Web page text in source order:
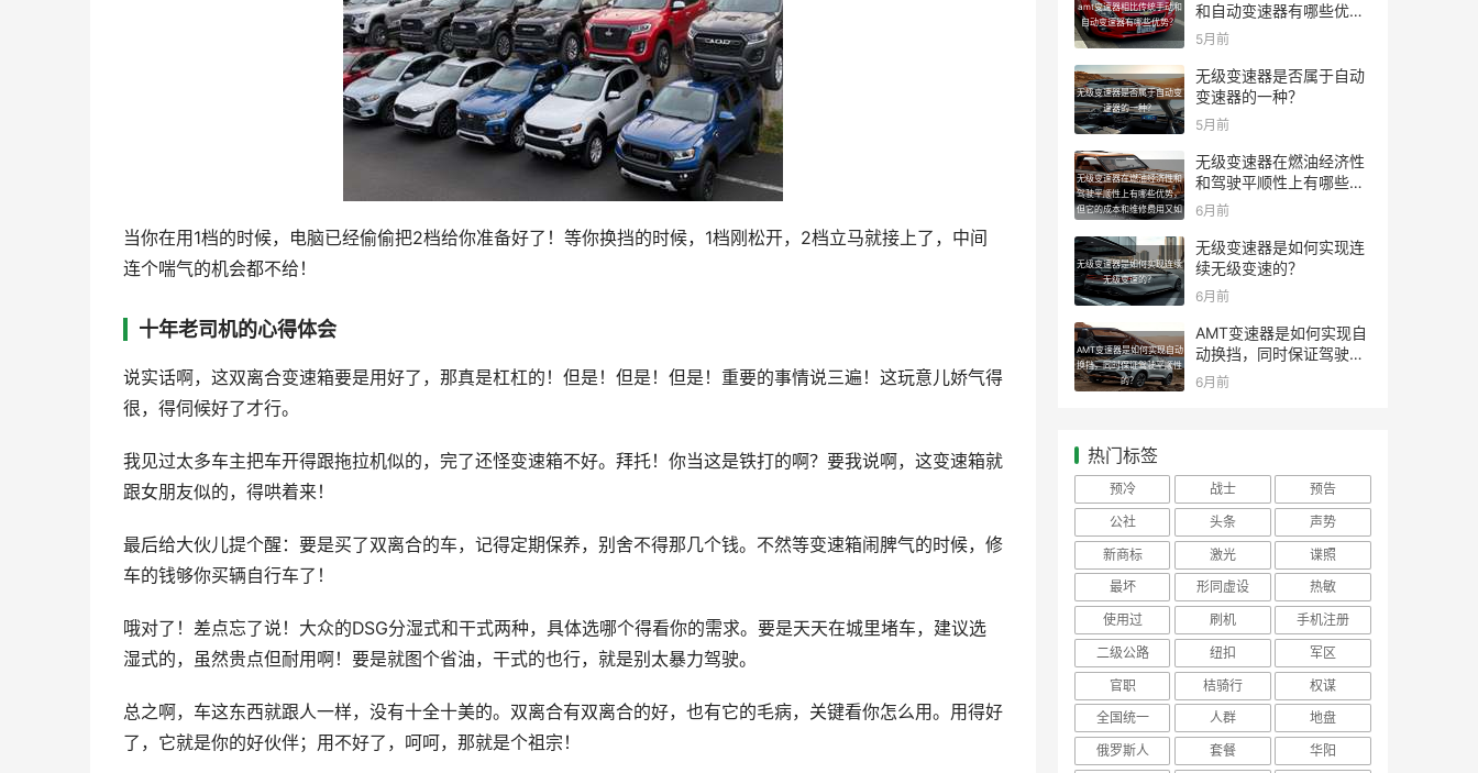
当你在用1档的时候，电脑已经偷偷把2档给你准备好了！等你换挡的时候，1档刚松开，2档立马就接上了，中间
连个喘气的机会都不给！
十年老司机的心得体会
说实话啊，这双离合变速箱要是用好了，那真是杠杠的！但是！但是！但是！重要的事情说三遍！这玩意儿娇气得
很，得伺候好了才行。
我见过太多车主把车开得跟拖拉机似的，完了还怪变速箱不好。拜托！你当这是铁打的啊？要我说啊，这变速箱就
跟女朋友似的，得哄着来！
最后给大伙儿提个醒：要是买了双离合的车，记得定期保养，别舍不得那几个钱。不然等变速箱闹脾气的时候，修
车的钱够你买辆自行车了！
哦对了！差点忘了说！大众的DSG分湿式和干式两种，具体选哪个得看你的需求。要是天天在城里堵车，建议选
湿式的，虽然贵点但耐用啊！要是就图个省油，干式的也行，就是别太暴力驾驶。
总之啊，车这东西就跟人一样，没有十全十美的。双离合有双离合的好，也有它的毛病，关键看你怎么用。用得好
了，它就是你的好伙伴；用不好了，呵呵，那就是个祖宗！
amt变速器相比传统手动和
自动变速器有哪些优势？
和自动变速器有哪些优
势？
5月前
无级变速器是否属于自动变
速器的一种？
无级变速器是否属于自动
变速器的一种？
5月前
无级变速器在燃油经济性和
驾驶平顺性上有哪些优势，
但它的成本和维修费用又如
无级变速器在燃油经济性
和驾驶平顺性上有哪些优
势，但它的成本和维修费
6月前
无级变速器是如何实现连续
无级变速的？
无级变速器是如何实现连
续无级变速的？
6月前
AMT变速器是如何实现自动
换挡，同时保证驾驶平顺性
的？
AMT变速器是如何实现自
动换挡，同时保证驾驶平
顺性的？
6月前
热门标签
预冷 战士
预告
公社
头条
声势
新商标
激光
谍照
最坏
形同虚设
热敏
使用过
刷机
手机注册
二级公路
纽扣
军区
官职
桔骑行
权谋
全国统一
人群
地盘
俄罗斯人
套餐
华阳